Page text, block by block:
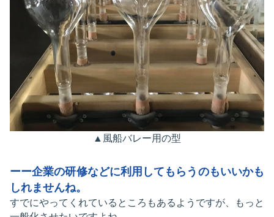
▲風船バレー用の型
ーー企業の研修などに利用してもらうのもいいかも
しれませんね。
すでにやってくれているところもあるようですが、もっと